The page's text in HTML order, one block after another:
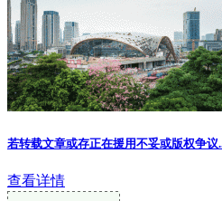
若转载文章或存正在援用不妥或版权争议
查看详情